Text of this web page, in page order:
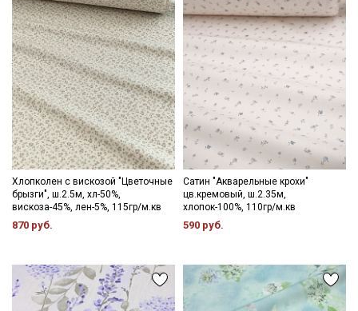
Хлопколен с вискозой "Цветочные
брызги", ш.2.5м, хл-50%,
вискоза-45%, лен-5%, 115гр/м.кв
870 руб.
Сатин "Акварельные крохи"
цв.кремовый, ш.2.35м,
хлопок-100%, 110гр/м.кв
590 руб.